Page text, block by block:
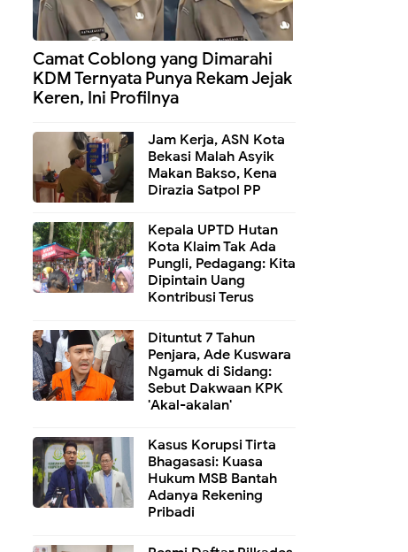
Camat Coblong yang Dimarahi
KDM Ternyata Punya Rekam Jejak
Keren, Ini Profilnya
Jam Kerja, ASN Kota
Bekasi Malah Asyik
Makan Bakso, Kena
Dirazia Satpol PP
Kepala UPTD Hutan
Kota Klaim Tak Ada
Pungli, Pedagang: Kita
Dipintain Uang
Kontribusi Terus
Dituntut 7 Tahun
Penjara, Ade Kuswara
Ngamuk di Sidang:
Sebut Dakwaan KPK
'Akal-akalan'
Kasus Korupsi Tirta
Bhagasasi: Kuasa
Hukum MSB Bantah
Adanya Rekening
Pribadi